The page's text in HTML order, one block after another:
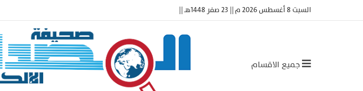
السبت 8 أغسطس 2026 م || 23 صفر 1448هـ ||
جميع الاقسام